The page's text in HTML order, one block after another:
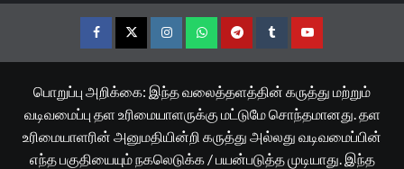
FacebookTwitterInstagramWhatsappTelegramTumblrYouTube
பொறுப்பு அறிக்கை: இந்த வலைத்தளத்தின் கருத்து மற்றும்
வடிவமைப்பு தள உரிமையாளருக்கு மட்டுமே சொந்தமானது. தள
உரிமையாளரின் அனுமதியின்றி கருத்து அல்லது வடிவமைப்பின்
எந்த பகுதியையும் நகலெடுக்க / பயன்படுத்த முடியாது. இந்த